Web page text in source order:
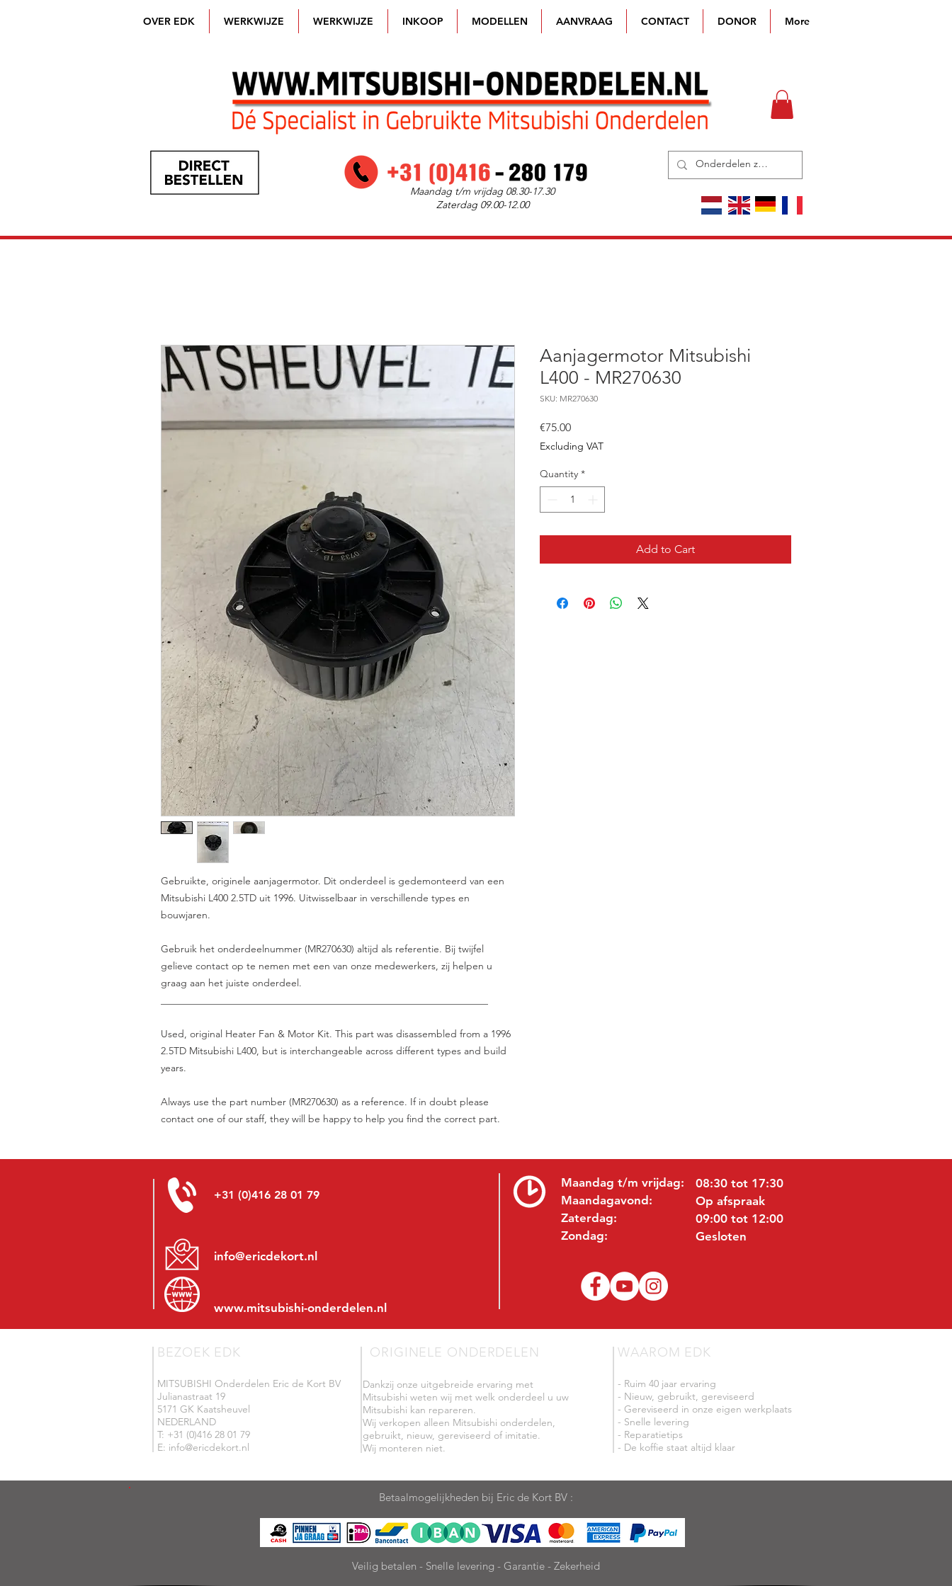
OVER EDK WERKWIJZE WERKWIJZE INKOOP MODELLEN AANVRAAG CONTACT DONOR More
Maandag t/m vrijdag 08.30-17.30
Zaterdag 09.00-12.00
Gebruikte, originele aanjagermotor. Dit onderdeel is gedemonteerd van een
Mitsubishi L400 2.5TD uit 1996. Uitwisselbaar in verschillende types en
bouwjaren.
Gebruik het onderdeelnummer (MR270630) altijd als referentie. Bij twijfel
gelieve contact op te nemen met een van onze medewerkers, zij helpen u
graag aan het juiste onderdeel.
Used, original Heater Fan & Motor Kit. This part was disassembled from a 1996
2.5TD Mitsubishi L400, but is interchangeable across different types and build
years.
Always use the part number (MR270630) as a reference. If in doubt please
contact one of our staff, they will be happy to help you find the correct part.
Aanjagermotor Mitsubishi
L400 - MR270630
SKU: MR270630
€75.00Price
Excluding VAT
Quantity *
Add to Cart
+31 (0)416 28 01 79
info@ericdekort.nl
www.mitsubishi-onderdelen.nl
Maandag t/m vrijdag:
Maandagavond:
Zaterdag:
Zondag:
08:30 tot 17:30
Op afspraak
09:00 tot 12:00
Gesloten
BEZOEK EDK
MITSUBISHI Onderdelen Eric de Kort BV
Julianastraat 19
5171 GK Kaatsheuvel
NEDERLAND
T: +31 (0)416 28 01 79
E: info@ericdekort.nl
ORIGINELE ONDERDELEN
Dankzij onze uitgebreide ervaring met
Mitsubishi weten wij met welk onderdeel u uw
Mitsubishi kan repareren.
Wij verkopen alleen Mitsubishi onderdelen,
gebruikt, nieuw, gereviseerd of imitatie.
Wij monteren niet.
WAAROM EDK
- Ruim 40 jaar ervaring
- Nieuw, gebruikt, gereviseerd
- Gereviseerd in onze eigen werkplaats
- Snelle levering
- Reparatietips
- De koffie staat altijd klaar
Betaalmogelijkheden bij Eric de Kort BV :
Veilig betalen - Snelle levering - Garantie - Zekerheid